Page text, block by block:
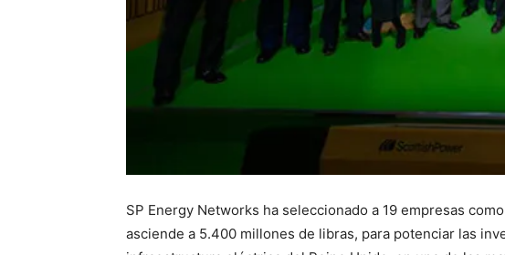
SP Energy Networks ha seleccionado a 19 empresas
asciende a 5.400 millones de libras, para potenciar las